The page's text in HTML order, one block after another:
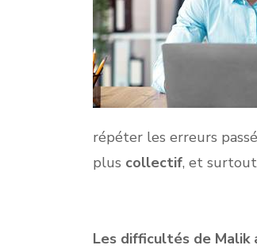
répéter les erreurs
plus collectif, et surtout
Les difficultés de Malik